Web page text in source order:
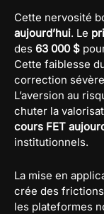
Cette nervosité
aujourd’hui. Le
des 63 000 $
Cette faiblesse
correction
L’aversion au
chuter la
cours FET
institutionnels.
La mise en
crée des
les plateformes